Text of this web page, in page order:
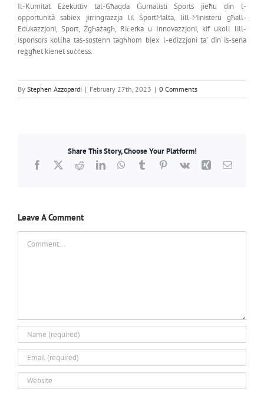
Il-Kumitat Eżekuttiv tal-Għaqda Ġurnalisti Sports jieħu din l-
opportunità sabiex jirringrazzja lil SportMalta, lill-Ministeru għall-
Edukazzjoni, Sport, Żgħażagħ, Riċerka u Innovazzjoni, kif ukoll lill-
isponsors kollha tas-sostenn tagħhom biex l-edizzjoni ta’ din is-sena
reġgħet kienet suċċess.
By Stephen Azzopardi | February 27th, 2023 | 0 Comments
Share This Story, Choose Your Platform!
Facebook
X RedditLinkedInWhatsApp
TumblrPinterest
Vk Xing Email
Leave A Comment